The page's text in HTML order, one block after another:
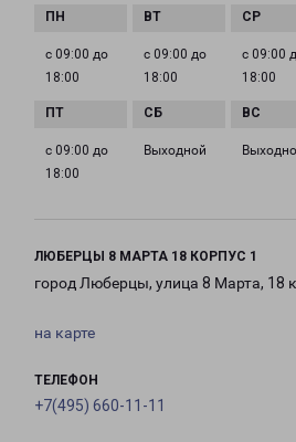
с 09:00 до
18:00
с 09:00 до
18:00
с 09:00
18:00
с 09:00 до
18:00
Выходной
ЛЮБЕРЦЫ 8 МАРТА 18 КОРПУС 1
город Люберцы, улица 8 Марта, 18
на карте
ТЕЛЕФОН
+7(495) 660-11-11